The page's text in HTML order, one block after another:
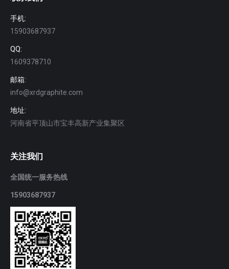
手机:
15903687937
QQ:
1609378710
邮箱:
info@xrdgraphite.com
地址:
河南省平顶山市宝丰高新产业集聚区
关注我们
全国统一服务热线
15903687937